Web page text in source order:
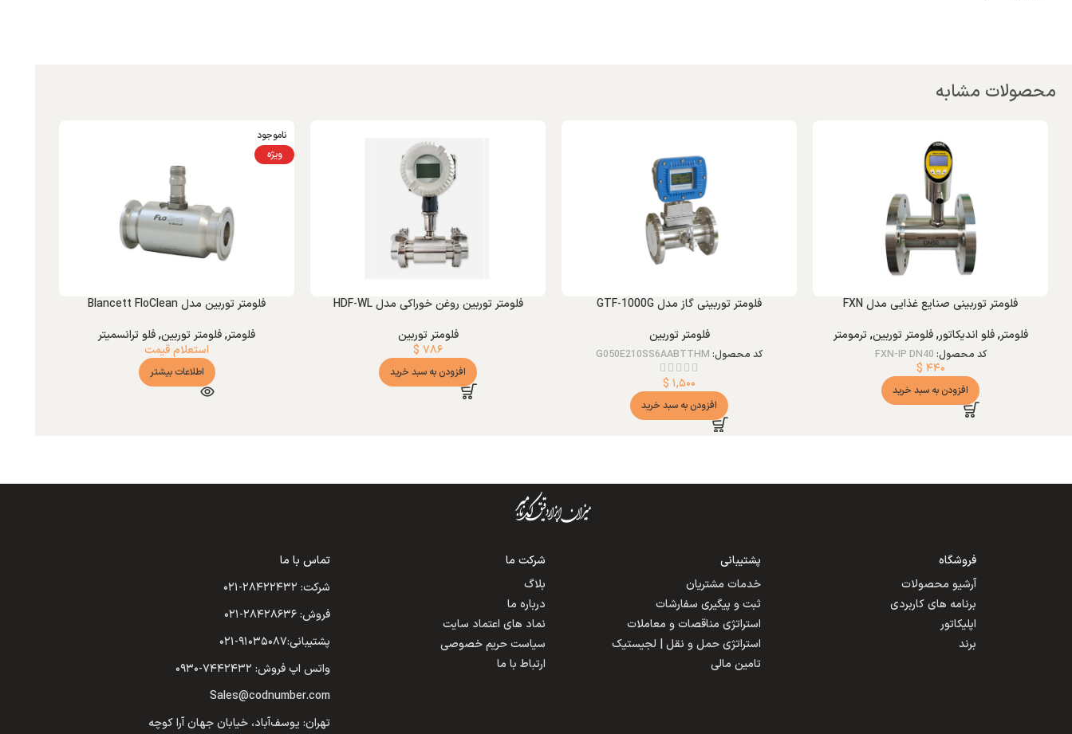
محصولات مشابه
فلومتر توربینی صنایع غذایی مدل FXN
فلومتر,فلو اندیکاتور,فلومتر توربین,ترمومتر
کد محصول: FXN-IP DN40
$ ۴۴۰
افزودن به سبد خرید
فلومتر توربینی گاز مدل GTF-1000G
فلومتر توربین
کد محصول: G050E210SS6AABTTHM
$ ۱,۵۰۰
افزودن به سبد خرید
فلومتر توربین روغن خوراکی مدل HDF-WL
فلومتر توربین
$ ۷۸۶
افزودن به سبد خرید
ناموجود
ویژه
فلومتر توربین مدل Blancett FloClean
فلومتر,فلومتر توربین,فلو ترانسمیتر
استعلام قیمت
اطلاعات بیشتر
فروشگاه
آرشیو محصولات
برنامه های کاربردی
اپلیکاتور
برند
پشتیبانی
خدمات مشتریان
ثبت و پیگیری سفارشات
استراتژی مناقصات و معاملات
استراتژی حمل و نقل | لجیستیک
تامین مالی
شرکت ما
بلاگ
درباره ما
نماد های اعتماد سایت
سیاست حریم خصوصی
ارتباط با ما
تماس با ما
شرکت: ۲۸۴۲۲۴۳۲-۰۲۱
فروش: ۲۸۴۲۸۶۳۶-۰۲۱
پشتیبانی:۹۱۰۳۵۰۸۷-۰۲۱
واتس اپ فروش: ۷۴۴۲۴۳۲-۰۹۳۰
Sales@codnumber.com
تهران: یوسف‌آباد، خیابان جهان آرا کوچه